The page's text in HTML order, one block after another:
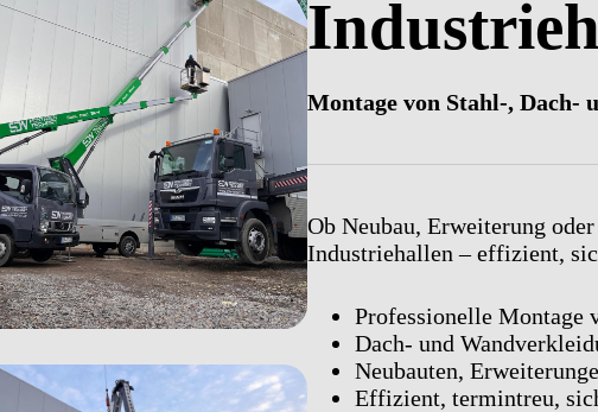
Montage von Stahl-, Dach-
Ob Neubau, Erweiterung
Industriehallen – effizient,
Professionelle Montage
Dach- und
Neubauten,
Effizient, termintreu,